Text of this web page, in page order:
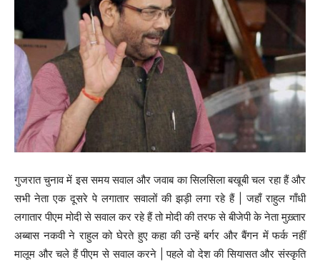
गुजरात चुनाव में इस समय सवाल और जवाब का सिलसिला बखूबी चल रहा हैं और
सभी नेता एक दूसरे पे लगातार सवालों की झड़ी लगा रहे हैं | जहाँ राहुल गाँधी
लगातार पीएम मोदी से सवाल कर रहे हैं तो मोदी की तरफ से बीजेपी के नेता मुख़्तार
अब्बास नकवी ने राहुल को घेरते हुए कहा की उन्हें बर्गर और बैंगन में फर्क नहीं
मालूम और चले हैं पीएम से सवाल करने | पहले वो देश की सियासत और संस्कृति